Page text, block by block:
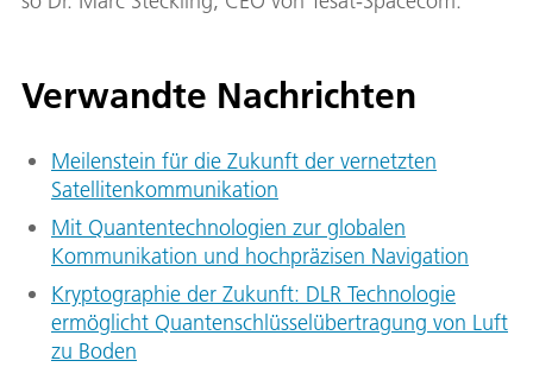
Verwandte Nachrichten
Meilenstein für die Zukunft der vernetzten
Satellitenkommunikation
Mit Quantentechnologien zur globalen
Kommunikation und hochpräzisen Navigation
Kryptographie der Zukunft: DLR Technologie
ermöglicht Quantenschlüsselübertragung von Luft
zu Boden